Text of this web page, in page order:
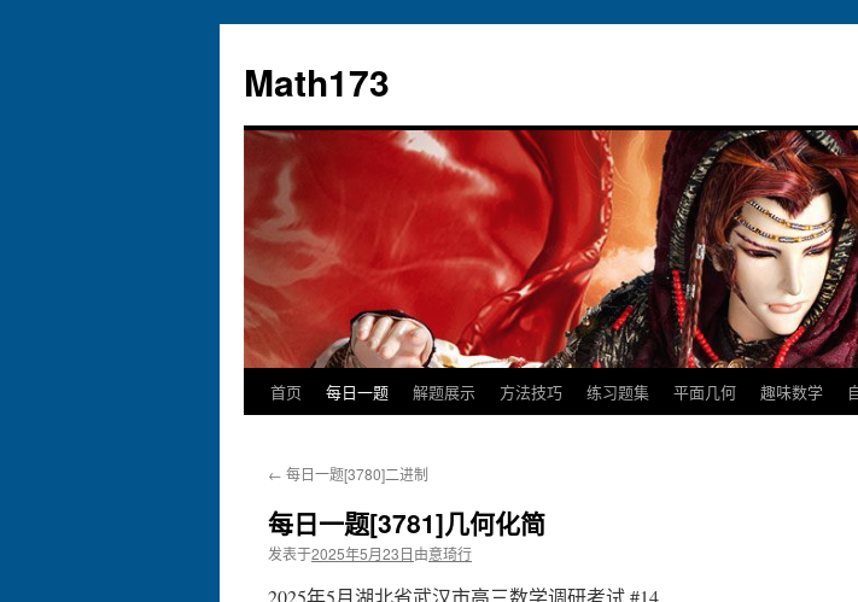
正
文
Math173
首页 每日一题 解题展示 方法技巧 练习题集 平面几何 趣味数学
← 每日一题[3780]二进制
每日一题[3781]几何化简
发表于2025年5月23日由意琦行
2025年5月湖北省武汉市高三数学调研考试 #14